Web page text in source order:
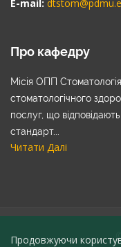
E-mail:
Про кафедру
Місія ОПП
стоматологічного
послуг, що
стандарт...
Читати Далі
Продовжуючи